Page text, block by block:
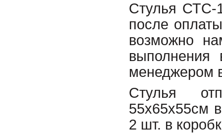
Стулья СТС-
после
возможно
выполнения
менеджером
Стулья
55х65х55см
2 шт. в